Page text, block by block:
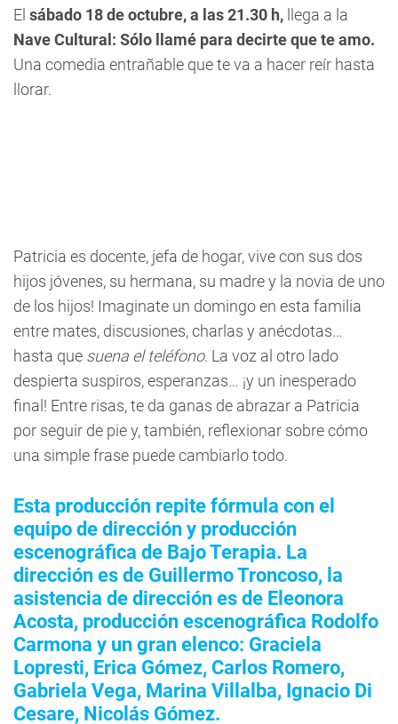
El sábado 18 de octubre, a las 21.30 h, llega a la
Nave Cultural: Sólo llamé para decirte que te amo.
Una comedia entrañable que te va a hacer reír hasta
llorar.
Patricia es docente, jefa de hogar, vive con sus dos
hijos jóvenes, su hermana, su madre y la novia de uno
de los hijos! Imaginate un domingo en esta familia
entre mates, discusiones, charlas y anécdotas…
hasta que suena el teléfono. La voz al otro lado
despierta suspiros, esperanzas… ¡y un inesperado
final! Entre risas, te da ganas de abrazar a Patricia
por seguir de pie y, también, reflexionar sobre cómo
una simple frase puede cambiarlo todo.
Esta producción repite fórmula con el
equipo de dirección y producción
escenográfica de Bajo Terapia. La
dirección es de Guillermo Troncoso, la
asistencia de dirección es de Eleonora
Acosta, producción escenográfica Rodolfo
Carmona y un gran elenco: Graciela
Lopresti, Erica Gómez, Carlos Romero,
Gabriela Vega, Marina Villalba, Ignacio Di
Cesare, Nicolás Gómez.